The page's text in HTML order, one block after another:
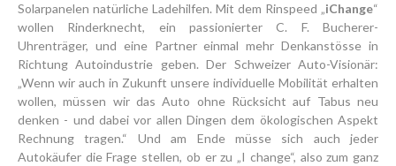
Solarpanelen natürliche Ladehilfen. Mit dem Rinspeed „iChange“
wollen Rinderknecht, ein passionierter C. F. Bucherer-
Uhrenträger, und eine Partner einmal mehr Denkanstösse in
Richtung Autoindustrie geben. Der Schweizer Auto-Visionär:
„Wenn wir auch in Zukunft unsere individuelle Mobilität erhalten
wollen, müssen wir das Auto ohne Rücksicht auf Tabus neu
denken - und dabei vor allen Dingen dem ökologischen Aspekt
Rechnung tragen.“ Und am Ende müsse sich auch jeder
Autokäufer die Frage stellen, ob er zu „I change“, also zum ganz